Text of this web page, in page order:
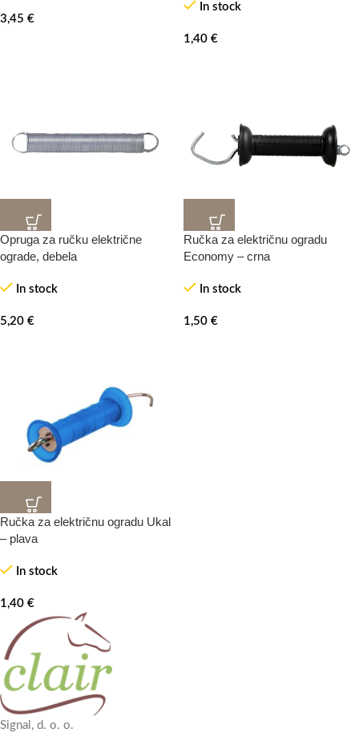
3,45 €
In stock
1,40 €
Opruga za ručku električne
ograde, debela
In stock
5,20 €
Ručka za električnu ogradu
Economy – crna
In stock
1,50 €
HOT
Ručka za električnu ogradu Ukal
– plava
In stock
1,40 €
Signal, d. o. o.